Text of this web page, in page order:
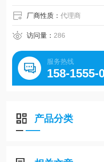
厂商性质：代理商
访问量： 286
服务热线
158-1555-
产品分类